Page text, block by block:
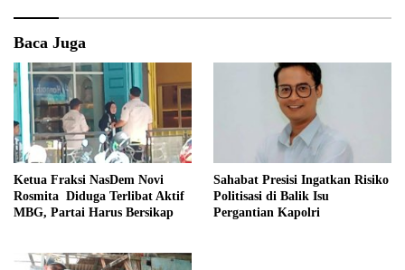
Baca Juga
Ketua Fraksi NasDem Novi
Rosmita Diduga Terlibat Aktif
MBG, Partai Harus Bersikap
Sahabat Presisi Ingatkan Risiko
Politisasi di Balik Isu
Pergantian Kapolri